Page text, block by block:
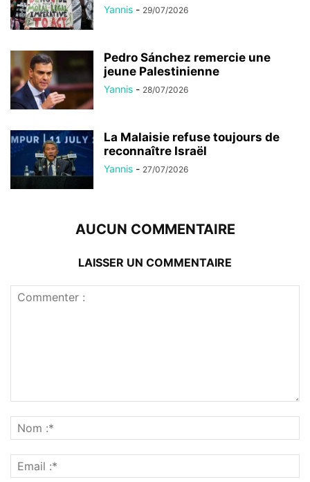
Yannis - 29/07/2026
Pedro Sánchez remercie une
jeune Palestinienne
Yannis - 28/07/2026
La Malaisie refuse toujours de
reconnaître Israël
Yannis - 27/07/2026
AUCUN COMMENTAIRE
LAISSER UN COMMENTAIRE